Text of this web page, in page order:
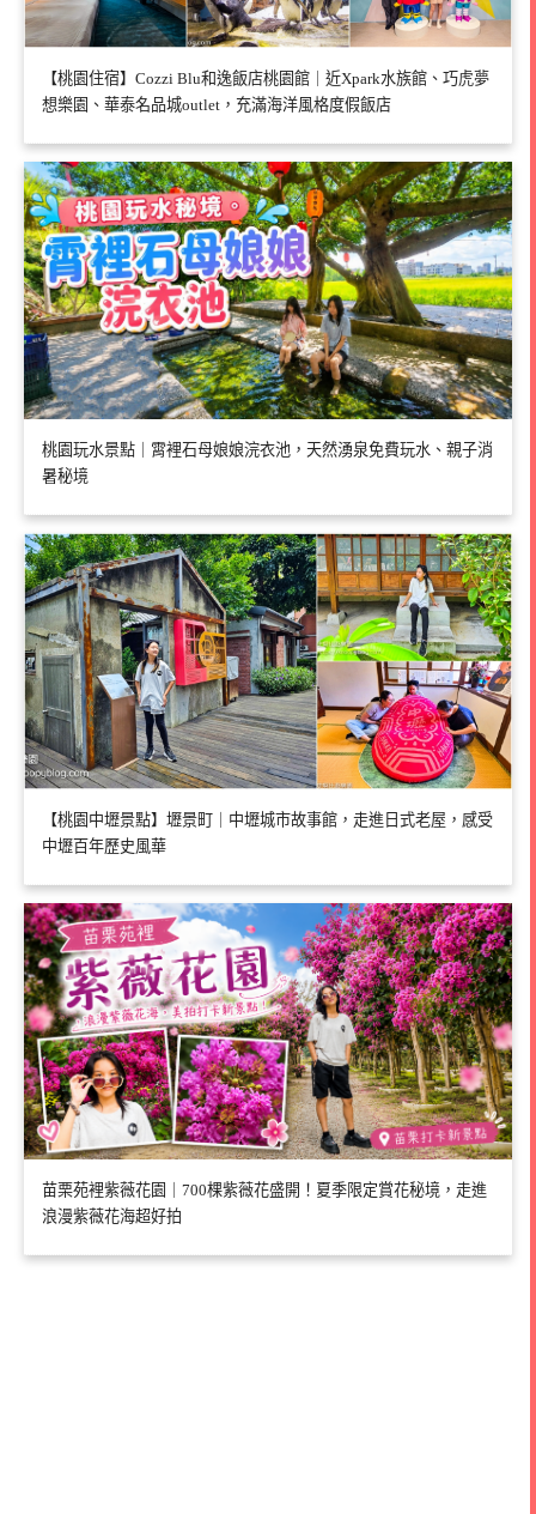
【桃園住宿】Cozzi Blu和逸飯店桃園館｜近Xpark水族館、巧虎夢
想樂園、華泰名品城outlet，充滿海洋風格度假飯店
桃園玩水景點｜霄裡石母娘娘浣衣池，天然湧泉免費玩水、親子消
暑秘境
【桃園中壢景點】壢景町｜中壢城市故事館，走進日式老屋，感受
中壢百年歷史風華
苗栗苑裡紫薇花園｜700棵紫薇花盛開！夏季限定賞花秘境，走進
浪漫紫薇花海超好拍